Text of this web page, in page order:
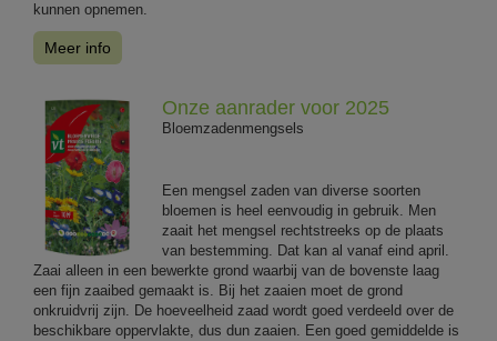
kunnen opnemen.
Meer info
Onze aanrader voor 2025
Bloemzadenmengsels
Een mengsel zaden van diverse soorten
bloemen is heel eenvoudig in gebruik. Men
zaait het mengsel rechtstreeks op de plaats
van bestemming. Dat kan al vanaf eind april.
Zaai alleen in een bewerkte grond waarbij van de bovenste laag
een fijn zaaibed gemaakt is. Bij het zaaien moet de grond
onkruidvrij zijn. De hoeveelheid zaad wordt goed verdeeld over de
beschikbare oppervlakte, dus dun zaaien. Een goed gemiddelde is